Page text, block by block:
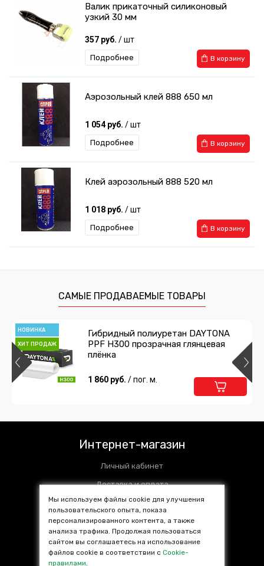
Валик прикаточный силиконовый
узкий 30 мм
357 руб. / шт
В корзину
Подробнее
Аэрозольный клей 888 650 мл
1 054 руб. / шт
В корзину
Подробнее
Клей аэрозольный 888 520 мл
1 018 руб. / шт
В корзину
Подробнее
360 руб./ шт
Валик прикаточный 25 мм
360 руб./ шт
Предзаказ
520 мл
1 018 руб./ шт
Предзаказ
Подробнее
отвердителем
2 374 руб./ шт
САМЫЕ ПРОДАВАЕМЫЕ ТОВАРЫ
НОВИНКА
ХИТ ПРОДАЖ
Гибридный полиуретан DAYTONA
PPF H300 прозрачная глянцевая
плёнка
1 860 руб. / пог. м.
Интернет-магазин
Личный кабинет
Доставка и оплата
Установочные центры
Контакты
SALE %
Популярные товары
Мы используем файлы cookie для улучшения
пользовательского опыта, показа
персонализированного контента, а также
анализа трафика. Продолжая пользоваться
сайтом вы соглашаетесь на использование
файлов cookie в соответствии сCookie-
правилами.